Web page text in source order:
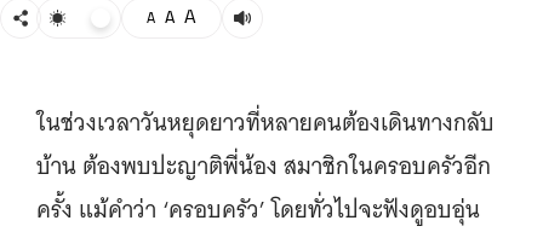
A A A
ในช่วงเวลาวันหยุดยาวที่หลายคนต้องเดินทางกลับ
บ้าน ต้องพบปะญาติพี่น้อง สมาชิกในครอบครัวอีก
ครั้ง แม้คำว่า ‘ครอบครัว’ โดยทั่วไปจะฟังดูอบอุ่น